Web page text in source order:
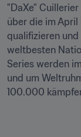
"DaXe"
über die im
qualifizieren
weltbesten
Series werden
und um
100.000